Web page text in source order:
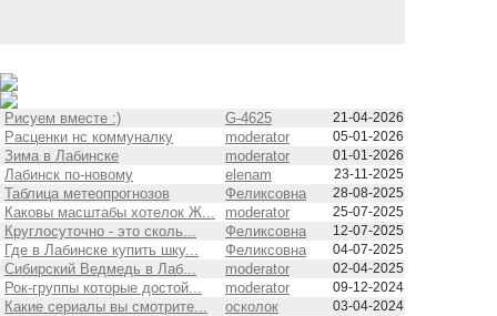
Рисуем вместе :) G-4625 21-04-2026
Расценки нс коммуналку moderator 05-01-2026
Зима в Лабинске moderator 01-01-2026
Лабинск по-новому elenam 23-11-2025
Таблица метеопрогнозов Феликсовна 28-08-2025
Каковы масштабы хотелок Ж... moderator 25-07-2025
Круглосуточно - это сколь... Феликсовна 12-07-2025
Где в Лабинске купить шку... Феликсовна 04-07-2025
Сибирский Ведмедь в Лаб... moderator 02-04-2025
Рок-группы которые достой... moderator 09-12-2024
Какие сериалы вы смотрите... осколок 03-04-2024